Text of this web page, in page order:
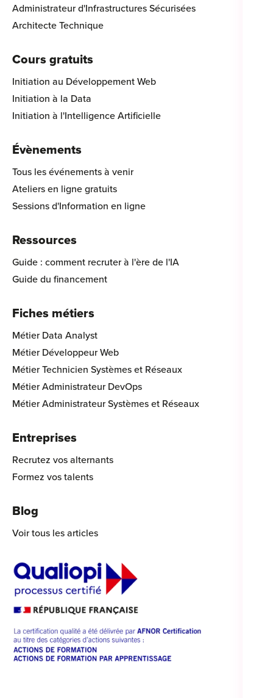
Administrateur d'Infrastructures Sécurisées
Architecte Technique
Cours gratuits
Initiation au Développement Web
Initiation à la Data
Initiation à l'Intelligence Artificielle
Évènements
Tous les événements à venir
Ateliers en ligne gratuits
Sessions d'Information en ligne
Ressources
Guide : comment recruter à l'ère de l'IA
Guide du financement
Fiches métiers
Métier Data Analyst
Métier Développeur Web
Métier Technicien Systèmes et Réseaux
Métier Administrateur DevOps
Métier Administrateur Systèmes et Réseaux
Entreprises
Recrutez vos alternants
Formez vos talents
Blog
Voir tous les articles